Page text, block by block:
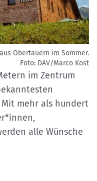
Obertauern im Sommer.
Foto: DAV/Marco Kost
im Zentrum
mehr als hundert
alle Wünsche